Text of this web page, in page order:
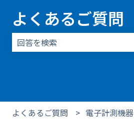
よくあるご質問
よくあるご質問
電子計測機器